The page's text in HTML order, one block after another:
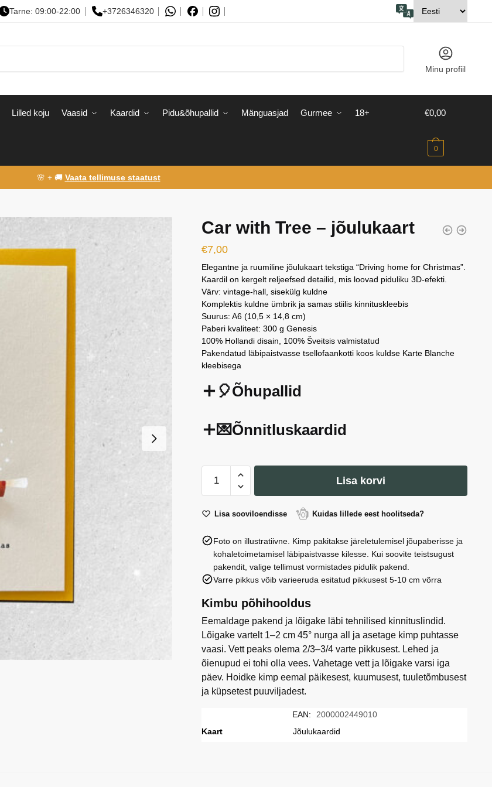
Tarne: 09:00-22:00 +3726346320
Minu profiil
Lilled koju Vaasid Kaardid Pidu&õhupallid Mänguasjad Gurmee 18+ €0,00
0
🌸 + 🚚 Vaata tellimuse staatust
Car with Tree – jõulukaart
€7,00
Elegantne ja ruumiline jõulukaart tekstiga “Driving home for Christmas”.
Kaardil on kergelt reljeefsed detailid, mis loovad piduliku 3D-efekti.
Värv: vintage-hall, sisekülg kuldne
Komplektis kuldne ümbrik ja samas stiilis kinnituskleebis
Suurus: A6 (10,5 × 14,8 cm)
Paberi kvaliteet: 300 g Genesis
100% Hollandi disain, 100% Šveitsis valmistatud
Pakendatud läbipaistvasse tsellofaankotti koos kuldse Karte Blanche
kleebisega
🎈Õhupallid
💌Õnnitluskaardid
with
–
kogus
Lisa korvi
Lisa sooviloendisse Kuidas lillede eest hoolitseda?
Foto on illustratiivne. Kimp pakitakse järeletulemisel jõupaberisse ja
kohaletoimetamisel läbipaistvasse kilesse. Kui soovite teistsugust
pakendit, valige tellimust vormistades pidulik pakend.
Varre pikkus võib varieeruda esitatud pikkusest 5-10 cm võrra
Kimbu põhihooldus
Eemaldage pakend ja lõigake läbi tehnilised kinnituslindid.
Lõigake vartelt 1–2 cm 45° nurga all ja asetage kimp puhtasse
vaasi. Vett peaks olema 2/3–3/4 varte pikkusest. Lehed ja
õienupud ei tohi olla vees. Vahetage vett ja lõigake varsi iga
päev. Hoidke kimp eemal päikesest, kuumusest, tuuletõmbusest
ja küpsetest puuviljadest.
EAN:
2000002449010
Kaart
Jõulukaardid